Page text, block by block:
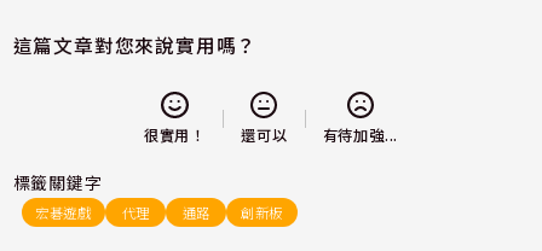
這篇文章對您來說實用嗎？
很實用！ 還可以 有待加強...
標籤關鍵字
宏碁遊戲 代理 通路 創新板